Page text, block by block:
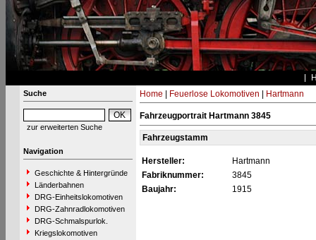
Suche
zur erweiterten Suche
Navigation
Geschichte & Hintergründe
Länderbahnen
DRG-Einheitslokomotiven
DRG-Zahnradlokomotiven
DRG-Schmalspurlok.
Kriegslokomotiven
Home Feuerlose Lokomotiven Hartmann
Fahrzeugportrait Hartmann 3845
Fahrzeugstamm
Hersteller:
Hartmann
Fabriknummer:
3845
Baujahr:
1915